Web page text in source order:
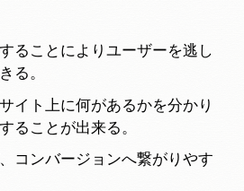
ることによりユーザーを逃し
る。
イト上に何があるかを分かり
ることが出来る。
コンバージョンへ繋がりやす